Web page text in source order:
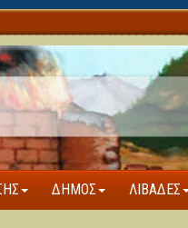
ΔΉΜΟΣ ΛΙΒΆΔΕΣ